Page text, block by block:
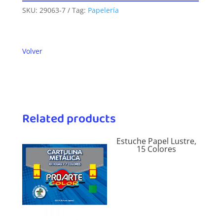
SKU: 29063-7 Tag: Papelería
Volver
Related products
Estuche Papel Lustre,
15 Colores